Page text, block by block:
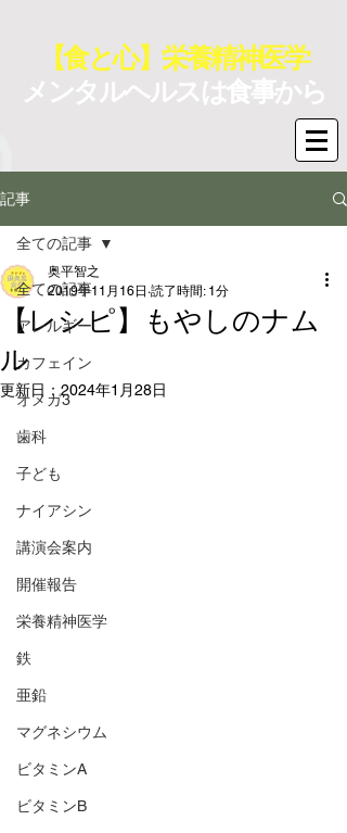
【食と心】栄養精神医学
メンタルヘルスは食事から
記事
全ての記事
アレルギー
カフェイン
オメガ3
歯科
子ども
ナイアシン
講演会案内
開催報告
栄養精神医学
鉄
亜鉛
マグネシウム
ビタミンA
ビタミンB
全ての記事
【レシピ】もやしのナム
ル
奥平智之
2019年11月16日 読了時間: 1分
更新日：2024年1月28日